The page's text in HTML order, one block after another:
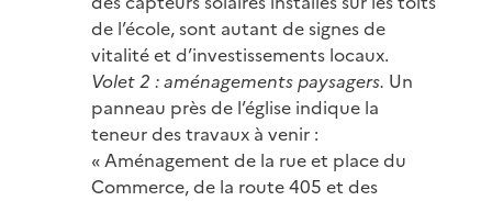
de l’école, sont autant de signes de
vitalité et d’investissements locaux.
Volet 2 : aménagements paysagers. Un
panneau près de l’église indique la
teneur des travaux à venir :
« Aménagement de la rue et place du
Commerce, de la route 405 et des